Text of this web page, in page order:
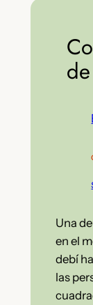
Una
en el
debí
las